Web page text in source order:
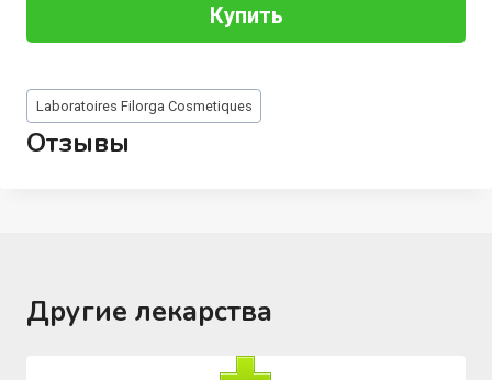
Купить
Метки
записи:
Laboratoires Filorga Cosmetiques
Отзывы
Другие лекарства